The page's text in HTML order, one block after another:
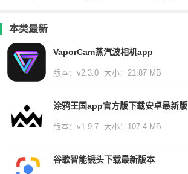
本类最新
VaporCam蒸汽波相机app
版本：v2.3.0 大小：21.87 MB
涂鸦王国app官方版下载安卓最新版
版本：v1.9.7 大小：107.4 MB
谷歌智能镜头下载最新版本